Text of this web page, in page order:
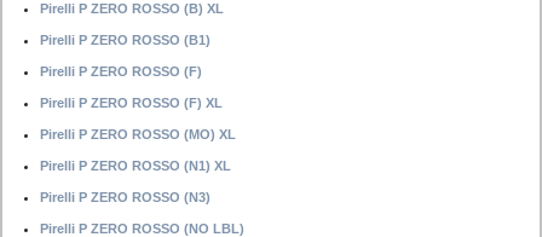
Pirelli P ZERO ROSSO (B) XL
Pirelli P ZERO ROSSO (B1)
Pirelli P ZERO ROSSO (F)
Pirelli P ZERO ROSSO (F) XL
Pirelli P ZERO ROSSO (MO) XL
Pirelli P ZERO ROSSO (N1) XL
Pirelli P ZERO ROSSO (N3)
Pirelli P ZERO ROSSO (NO LBL)